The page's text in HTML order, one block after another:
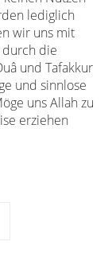
lediglich
wir uns mit
durch die
und Tafakkur
und sinnlose
uns Allah zu
erziehen